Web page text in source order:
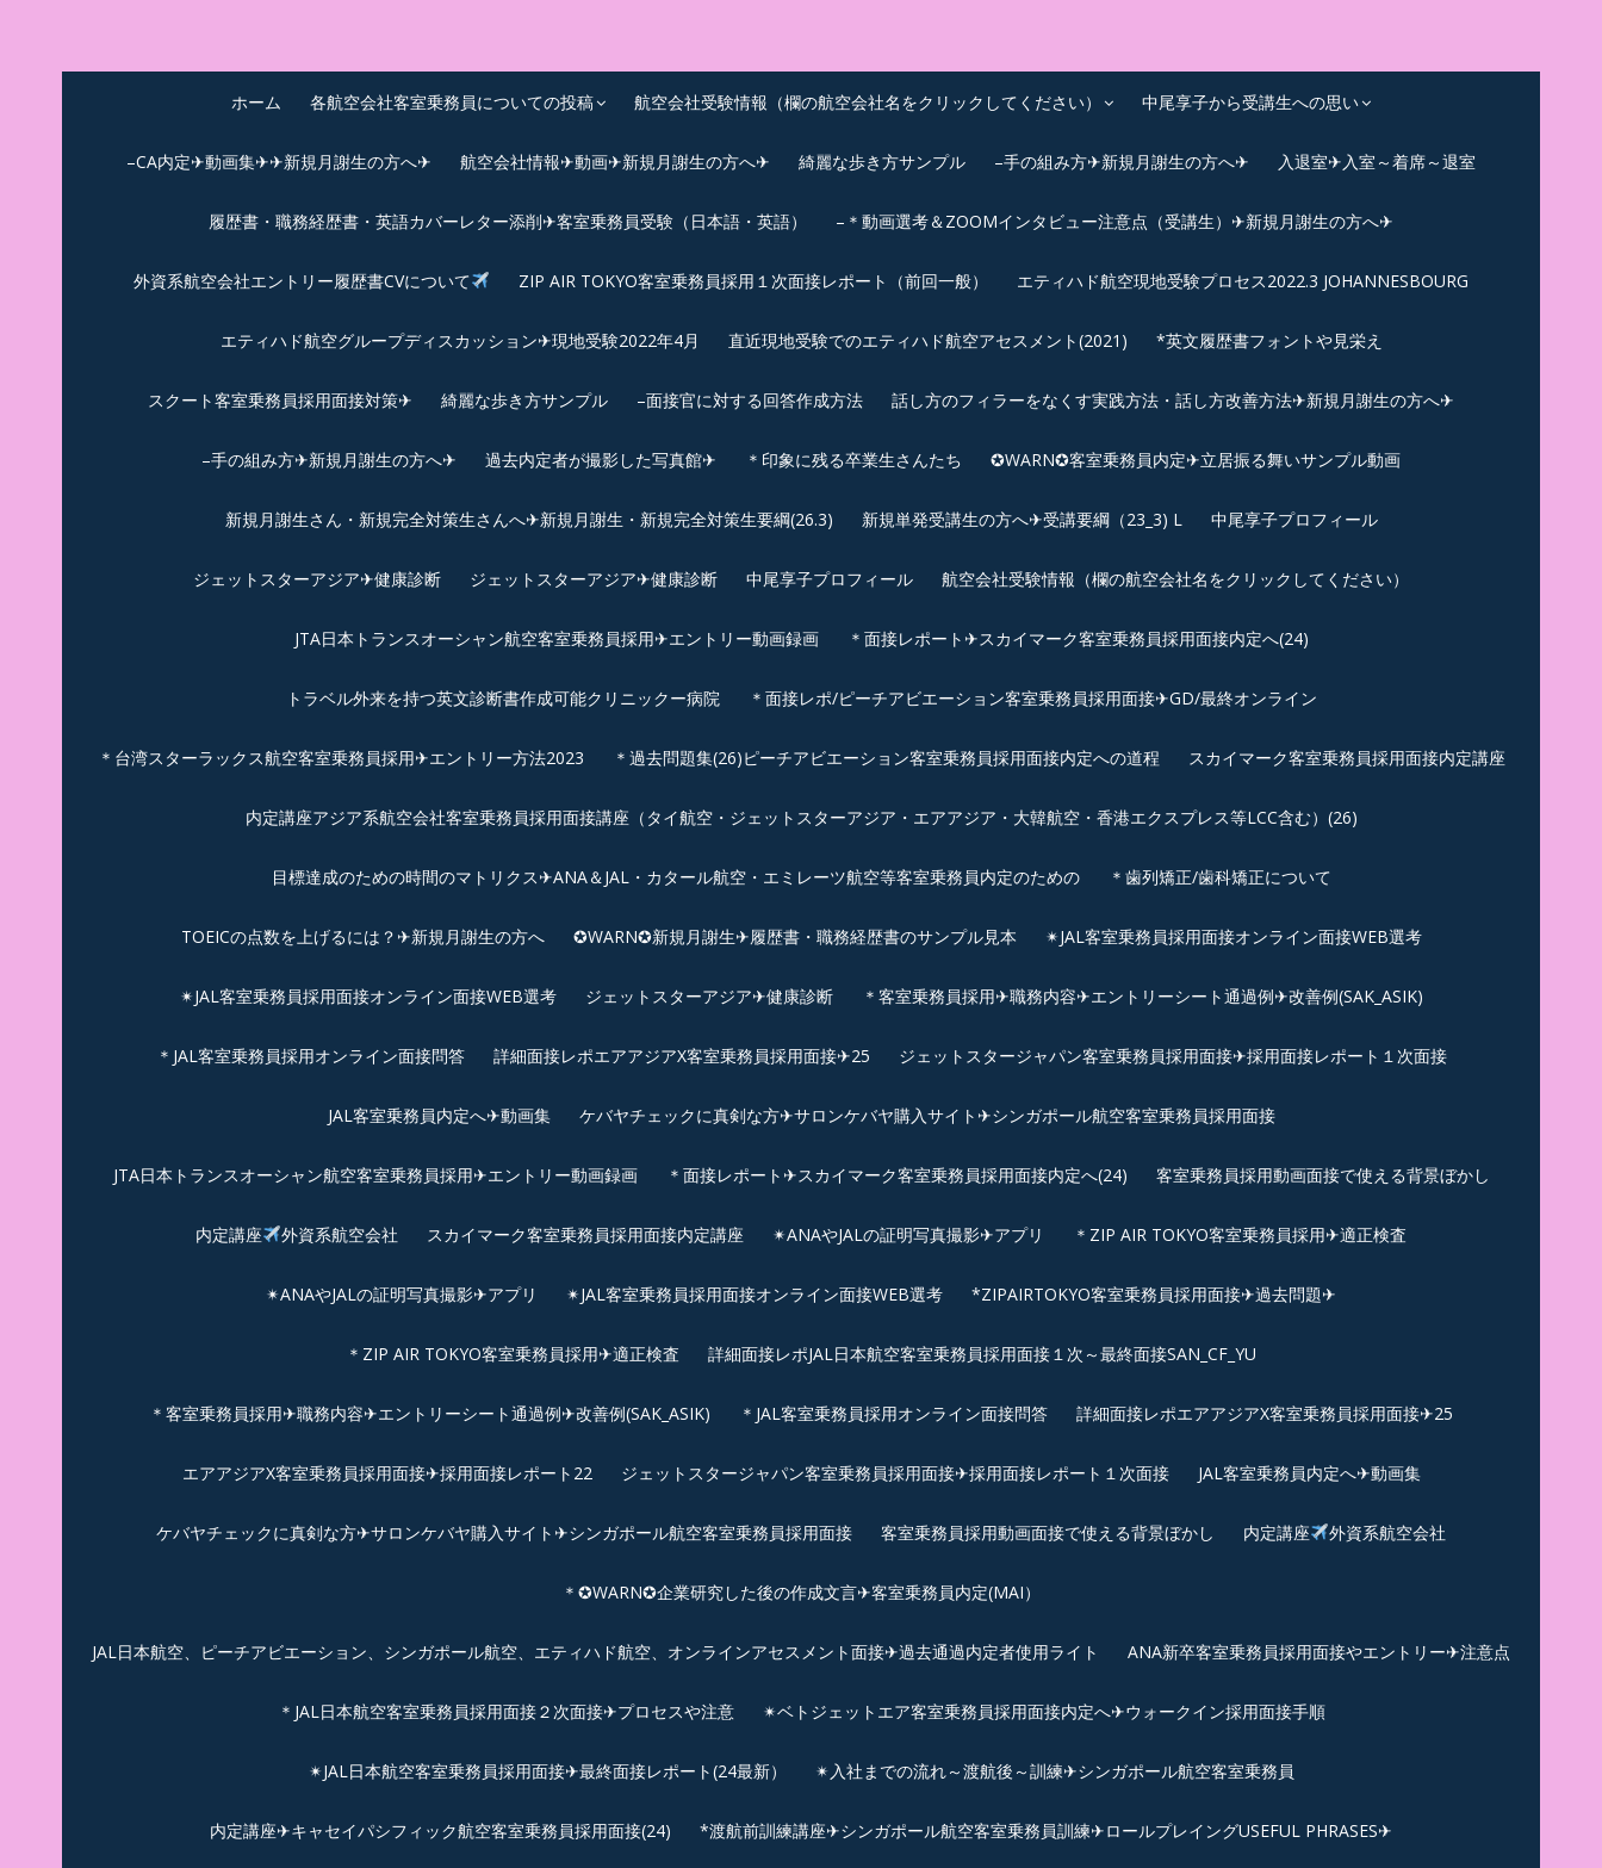
中尾享子CA内定&TOEIC点数UPｽｸｰﾙ
ホーム
各航空会社客室乗務員についての投稿 航空会社受験情報（欄の航空会社名をクリックしてください） 中尾享子から受講生への思い
–CA内定✈動画集✈✈新規月謝生の方へ✈ 航空会社情報✈動画✈新規月謝生の方へ✈ 綺麗な歩き方サンプル –手の組み方✈新規月謝生の方へ✈ 入退室✈入室～着席～退室
履歴書・職務経歴書・英語カバーレター添削✈客室乗務員受験（日本語・英語） –＊動画選考＆ZOOMインタビュー注意点（受講生）✈新規月謝生の方へ✈
外資系航空会社エントリー履歴書CVについて ZIP AIR TOKYO客室乗務員採用１次面接レポート（前回一般） エティハド航空現地受験プロセス2022.3 JOHANNESBOURG
エティハド航空グループディスカッション✈︎現地受験2022年4月 直近現地受験でのエティハド航空アセスメント(2021) *英文履歴書フォントや見栄え
スクート客室乗務員採用面接対策✈︎ 綺麗な歩き方サンプル –面接官に対する回答作成方法 話し方のフィラーをなくす実践方法・話し方改善方法✈新規月謝生の方へ✈
–手の組み方✈新規月謝生の方へ✈ 過去内定者が撮影した写真館✈ ＊印象に残る卒業生さんたち ✪WARN✪客室乗務員内定✈立居振る舞いサンプル動画
新規月謝生さん・新規完全対策生さんへ✈新規月謝生・新規完全対策生要綱(26.3) 新規単発受講生の方へ✈受講要綱（23_3) L 中尾享子プロフィール
ジェットスターアジア✈︎健康診断 ジェットスターアジア✈︎健康診断 中尾享子プロフィール 航空会社受験情報（欄の航空会社名をクリックしてください）
JTA日本トランスオーシャン航空客室乗務員採用✈エントリー動画録画 ＊面接レポート✈スカイマーク客室乗務員採用面接内定へ(24)
トラベル外来を持つ英文診断書作成可能クリニックー病院 ＊面接レポ/ピーチアビエーション客室乗務員採用面接✈GD/最終オンライン
＊台湾スターラックス航空客室乗務員採用✈エントリー方法2023 ＊過去問題集(26)ピーチアビエーション客室乗務員採用面接内定への道程 スカイマーク客室乗務員採用面接内定講座
内定講座アジア系航空会社客室乗務員採用面接講座（タイ航空・ジェットスターアジア・エアアジア・大韓航空・香港エクスプレス等LCC含む）(26)
目標達成のための時間のマトリクス✈ANA＆JAL・カタール航空・エミレーツ航空等客室乗務員内定のための ＊歯列矯正/歯科矯正について
TOEICの点数を上げるには？✈新規月謝生の方へ ✪WARN✪新規月謝生✈履歴書・職務経歴書のサンプル見本 ✴︎JAL客室乗務員採用面接オンライン面接WEB選考
✴︎JAL客室乗務員採用面接オンライン面接WEB選考 ジェットスターアジア✈︎健康診断 ＊客室乗務員採用✈職務内容✈エントリーシート通過例✈改善例(SAK_ASIK)
＊JAL客室乗務員採用オンライン面接問答 詳細面接レポエアアジアX客室乗務員採用面接✈25 ジェットスタージャパン客室乗務員採用面接✈採用面接レポート１次面接
JAL客室乗務員内定へ✈動画集 ケバヤチェックに真剣な方✈サロンケバヤ購入サイト✈シンガポール航空客室乗務員採用面接
JTA日本トランスオーシャン航空客室乗務員採用✈エントリー動画録画 ＊面接レポート✈スカイマーク客室乗務員採用面接内定へ(24) 客室乗務員採用動画面接で使える背景ぼかし
内定講座 外資系航空会社 スカイマーク客室乗務員採用面接内定講座 ✴︎ANAやJALの証明写真撮影✈︎アプリ ＊ZIP AIR TOKYO客室乗務員採用✈適正検査
✴︎ANAやJALの証明写真撮影✈︎アプリ ✴︎JAL客室乗務員採用面接オンライン面接WEB選考 *ZIPAIRTOKYO客室乗務員採用面接✈過去問題✈︎
＊ZIP AIR TOKYO客室乗務員採用✈適正検査 詳細面接レポJAL日本航空客室乗務員採用面接１次～最終面接SAN_CF_YU
＊客室乗務員採用✈職務内容✈エントリーシート通過例✈改善例(SAK_ASIK) ＊JAL客室乗務員採用オンライン面接問答 詳細面接レポエアアジアX客室乗務員採用面接✈25
エアアジアX客室乗務員採用面接✈︎採用面接レポート22 ジェットスタージャパン客室乗務員採用面接✈採用面接レポート１次面接 JAL客室乗務員内定へ✈動画集
ケバヤチェックに真剣な方✈サロンケバヤ購入サイト✈シンガポール航空客室乗務員採用面接 客室乗務員採用動画面接で使える背景ぼかし 内定講座 外資系航空会社
＊✪WARN✪企業研究した後の作成文言✈客室乗務員内定(MAI）
JAL日本航空、ピーチアビエーション、シンガポール航空、エティハド航空、オンラインアセスメント面接✈︎過去通過内定者使用ライト ANA新卒客室乗務員採用面接やエントリー✈注意点
＊JAL日本航空客室乗務員採用面接２次面接✈プロセスや注意 ✴︎ベトジェットエア客室乗務員採用面接内定へ✈︎ウォークイン採用面接手順
✴︎JAL日本航空客室乗務員採用面接✈最終面接レポート(24最新） ✴︎入社までの流れ～渡航後～訓練✈シンガポール航空客室乗務員
内定講座✈キャセイパシフィック航空客室乗務員採用面接(24) *渡航前訓練講座✈シンガポール航空客室乗務員訓練✈ロールプレイングUSEFUL PHRASES✈